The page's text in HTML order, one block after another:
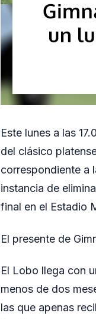
Este lunes a las
del clásico
correspondiente a
instancia de
final en el Estadio
El presente de
El Lobo llega con
menos de dos
las que apenas